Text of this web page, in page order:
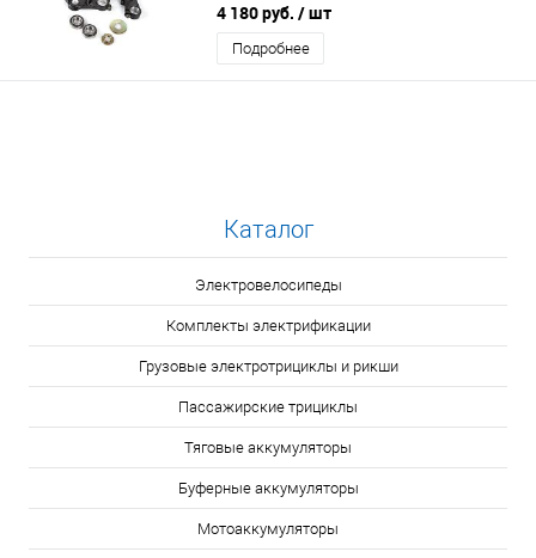
4 180 руб. / шт
Подробнее
Каталог
Электровелосипеды
Комплекты электрификации
Грузовые электротрициклы и рикши
Пассажирские трициклы
Тяговые аккумуляторы
Буферные аккумуляторы
Мотоаккумуляторы